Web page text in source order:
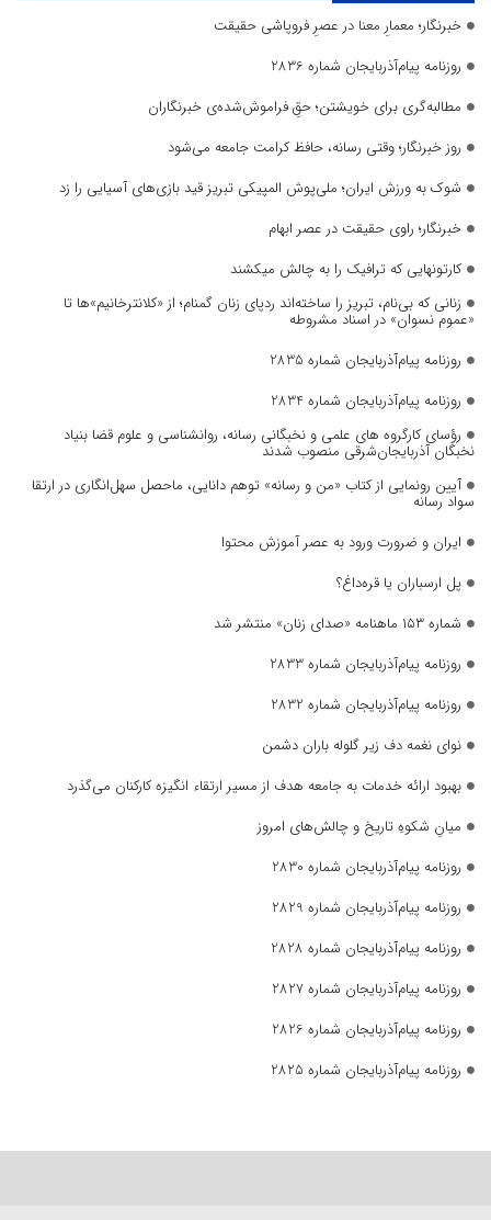
خبرنگار؛ معمارِ معنا در عصرِ فروپاشی حقیقت
روزنامه پیام‌آذربایجان شماره 2836
مطالبه‌گری برای خویشتن؛ حقِ فراموش‌شده‌ی خبرنگاران
روز خبرنگار؛ وقتی رسانه، حافظ کرامت جامعه می‌شود
شوک به ورزش ایران؛ ملی‌پوش المپیکی تبریز قید بازی‌های آسیایی را زد
خبرنگار؛ راوی حقیقت در عصر ابهام
کارتونهایی که ترافیک را به چالش میکشند
زنانی که بی‌نام، تبریز را ساخته‌اند ردپای زنان گمنام؛ از «کلانترخانیم»ها تا
«عموم نسوان» در اسناد مشروطه
روزنامه پیام‌آذربایجان شماره 2835
روزنامه پیام‌آذربایجان شماره 2834
رؤسای کارگروه های علمی و نخبگانی رسانه، روانشناسی و علوم قضا بنیاد
نخبگان آذربایجان‌شرقی منصوب شدند
آیین رونمایی از کتاب «من و رسانه» توهم دانایی، ماحصل سهل‌انگاری در ارتقا
سواد رسانه
ایران و ضرورت ورود به عصر آموزش محتوا
پل ارسباران یا قره‌داغ؟
شماره ۱۵۳ ماهنامه «صدای زنان» منتشر شد
روزنامه پیام‌آذربایجان شماره 2833
روزنامه پیام‌آذربایجان شماره 2832
نوای نغمه دف زیر گلوله باران دشمن
بهبود ارائه خدمات به جامعه هدف از مسیر ارتقاء انگیزه کارکنان می‌گذرد
میانِ شکوهِ تاریخ و چالش‌های امروز
روزنامه پیام‌آذربایجان شماره 2830
روزنامه پیام‌آذربایجان شماره 2829
روزنامه پیام‌آذربایجان شماره 2828
روزنامه پیام‌آذربایجان شماره 2827
روزنامه پیام‌آذربایجان شماره 2826
روزنامه پیام‌آذربایجان شماره 2825